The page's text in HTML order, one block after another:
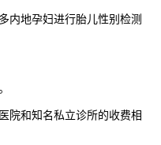
内地孕妇进行胎儿性别检测
院和知名私立诊所的收费相